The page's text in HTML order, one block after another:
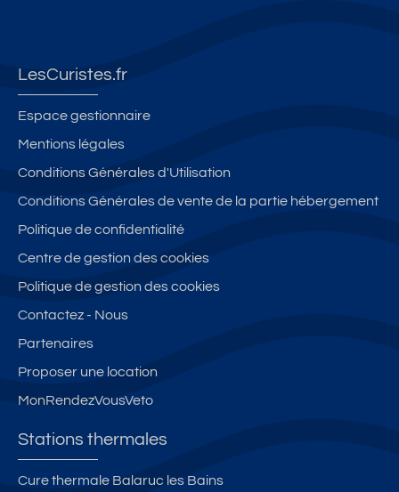
LesCuristes.fr
Espace gestionnaire
Mentions légales
Conditions Générales d'Utilisation
Conditions Générales de vente de la partie hébergement
Politique de confidentialité
Centre de gestion des cookies
Politique de gestion des cookies
Contactez - Nous
Partenaires
Proposer une location
MonRendezVousVeto
Stations thermales
Cure thermale Balaruc les Bains